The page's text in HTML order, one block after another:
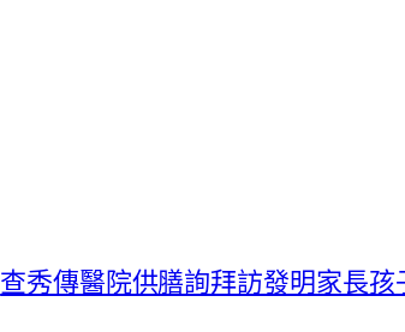
查秀傳醫院供膳詢拜訪發明家長孩